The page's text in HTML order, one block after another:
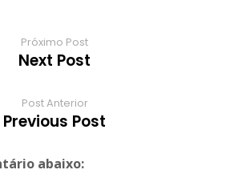
Próximo Post
Next Post
Post Anterior
Previous Post
abaixo: